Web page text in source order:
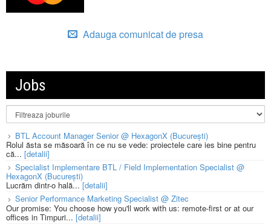
Adauga comunicat de presa
Jobs
BTL Account Manager Senior @ HexagonX (București)
Rolul ăsta se măsoară în ce nu se vede: proiectele care ies bine pentru
că... [detalii]
Specialist Implementare BTL / Field Implementation Specialist @
HexagonX (București)
Lucrăm dintr-o hală... [detalii]
Senior Performance Marketing Specialist @ Zitec
Our promise: You choose how you'll work with us: remote-first or at our
offices in Timpuri... [detalii]